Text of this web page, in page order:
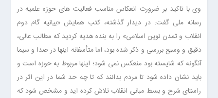
وی با تاکید بر ضرورت انعکاس مناسب فعالیت های حوزه علمیه در
رسانه ملی گفت: در دیدار گذشته، کتب همایش «بیانیه گام دوم
انقلاب و تمدن نوین اسلامی» را به بنده هدیه کردید که مطالب عالی،
دقیق و وسیع بررسی و ذکر شده بود، اما متأسفانه اینها در صدا و سیما
آنگونه که شایسته بود منعکس نمی شود؛ اینها مربوط به حوزه است و
باید نشان داده شود تا مردم بدانند که تا چه حد شما در این اثر در
راستای شرح و بسط مبانی انقلاب تلاش کرده اید و مشخص شود که